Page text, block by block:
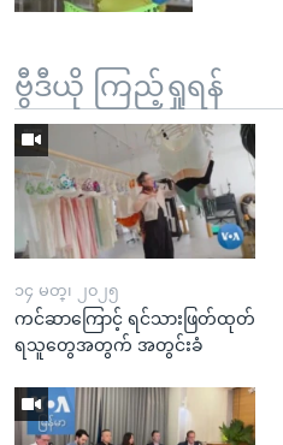
ဗွီဒီယို ကြည့်ရှုရန်
၁၄ မတ္၊ ၂၀၂၅
ကင်ဆာကြောင့် ရင်သားဖြတ်ထုတ်
ရသူတွေအတွက် အတွင်းခံ